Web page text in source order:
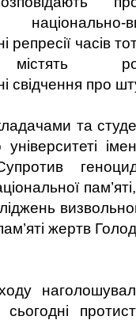
національно-
репресії часів
свідчення про
та
університеті
жертв